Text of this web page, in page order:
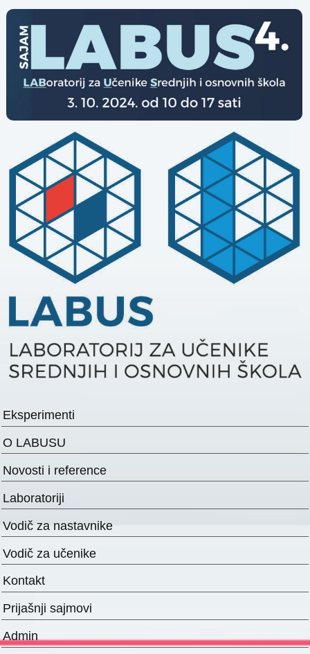
Eksperimenti
O LABUSU
Novosti i reference
Laboratoriji
Vodič za nastavnike
Vodič za učenike
Kontakt
Prijašnji sajmovi
Admin